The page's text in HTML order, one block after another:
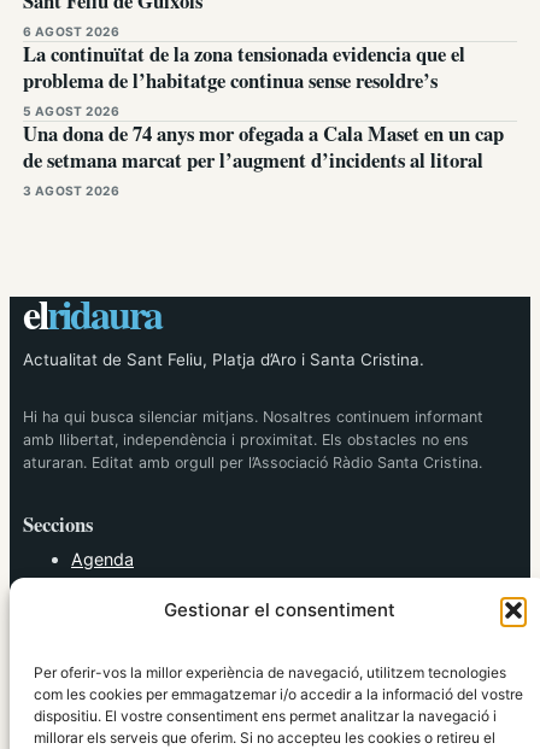
Gestionar el consentiment
Per oferir-vos la millor experiència de navegació, utilitzem tecnologies
com les cookies per emmagatzemar i/o accedir a la informació del vostre
dispositiu. El vostre consentiment ens permet analitzar la navegació i
millorar els serveis que oferim. Si no accepteu les cookies o retireu el
6 AGOST 2026
La continuïtat de la zona tensionada evidencia que el
problema de l’habitatge continua sense resoldre’s
5 AGOST 2026
Una dona de 74 anys mor ofegada a Cala Maset en un cap
de setmana marcat per l’augment d’incidents al litoral
3 AGOST 2026
elridaura
Actualitat de Sant Feliu, Platja d’Aro i Santa Cristina.
Hi ha qui busca silenciar mitjans. Nosaltres continuem informant
amb llibertat, independència i proximitat. Els obstacles no ens
aturaran. Editat amb orgull per l’Associació Ràdio Santa Cristina.
Seccions
Agenda
Política
Societat
Tendències